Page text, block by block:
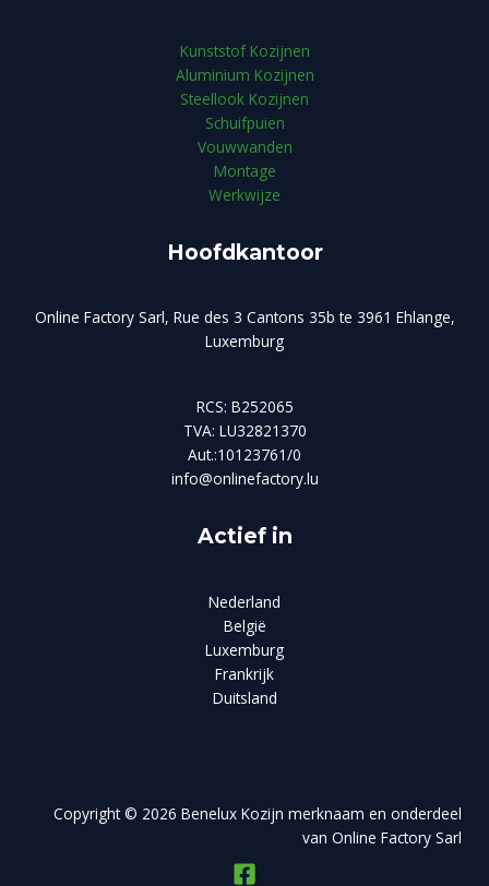
Kunststof Kozijnen
Aluminium Kozijnen
Steellook Kozijnen
Schuifpuien
Vouwwanden
Montage
Werkwijze
Hoofdkantoor
Online Factory Sarl, Rue des 3 Cantons 35b te 3961 Ehlange,
Luxemburg
RCS: B252065
TVA: LU32821370
Aut.:10123761/0
info@onlinefactory.lu
Actief in
Nederland
België
Luxemburg
Frankrijk
Duitsland
Copyright © 2026 Benelux Kozijn merknaam en onderdeel
van Online Factory Sarl